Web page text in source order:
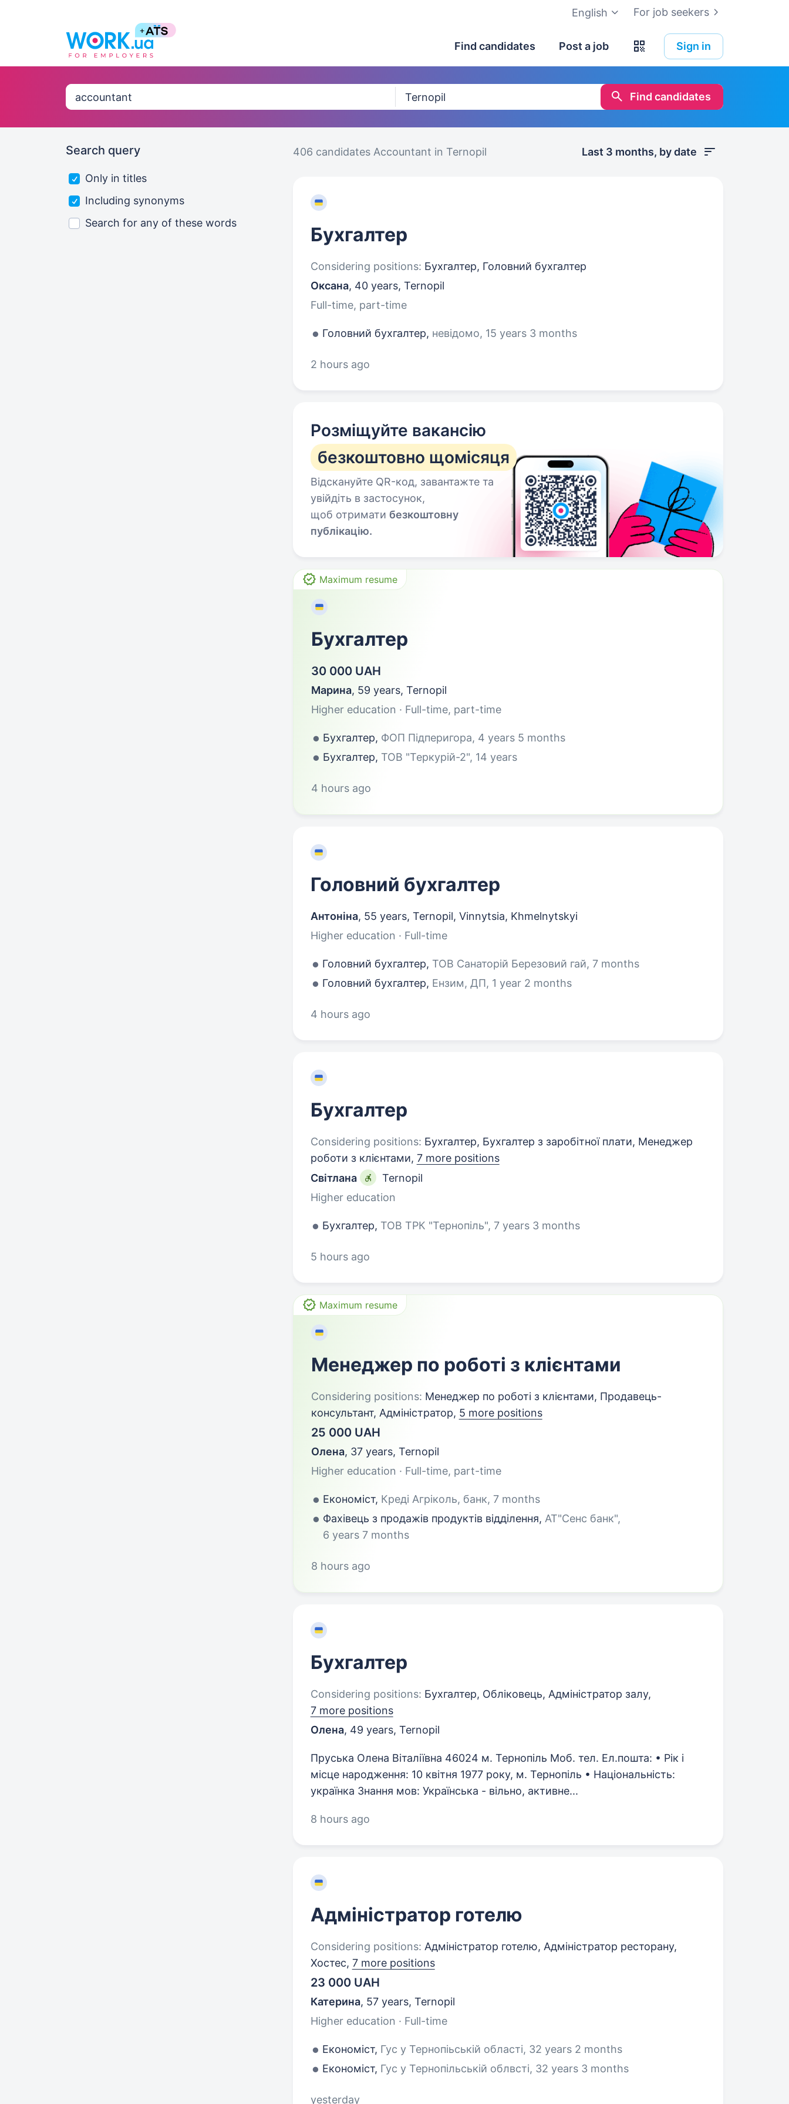
For job seekers
English
Find candidates Post a job Sign in
Find candidates
Search query
Only in titles
Including synonyms
Search for any of these words
406 candidates Accountant in Ternopil Last 3 months, by date
Бухгалтер
Considering positions: Бухгалтер, Головний бухгалтер
Оксана, 40 years, Ternopil
Full-time, part-time
Головний бухгалтер, невідомо, 15 years 3 months
2 hours ago
Розміщуйте вакансію
безкоштовно щомісяця
Відскануйте QR-код, завантажте та
увійдіть в застосунок,
щоб отримати безкоштовну
публікацію.
Maximum resume
Бухгалтер
30 000 UAH
Марина, 59 years, Ternopil
Higher education · Full-time, part-time
Бухгалтер, ФОП Підперигора, 4 years 5 months
Бухгалтер, ТОВ "Теркурій-2", 14 years
4 hours ago
Головний бухгалтер
Антоніна, 55 years, Ternopil, Vinnytsia, Khmelnytskyi
Higher education · Full-time
Головний бухгалтер, ТОВ Санаторій Березовий гай, 7 months
Головний бухгалтер, Ензим, ДП, 1 year 2 months
4 hours ago
Бухгалтер
Considering positions: Бухгалтер, Бухгалтер з заробітної плати, Менеджер
роботи з клієнтами, 7 more positions
Світлана
Ternopil
Higher education
Бухгалтер, ТОВ ТРК "Тернопіль", 7 years 3 months
5 hours ago
Maximum resume
Менеджер по роботі з клієнтами
Considering positions: Менеджер по роботі з клієнтами, Продавець-
консультант, Адміністратор, 5 more positions
25 000 UAH
Олена, 37 years, Ternopil
Higher education · Full-time, part-time
Економіст, Креді Агріколь, банк, 7 months
Фахівець з продажів продуктів відділення, АТ"Сенс банк",
6 years 7 months
8 hours ago
Бухгалтер
Considering positions: Бухгалтер, Обліковець, Адміністратор залу,
7 more positions
Олена, 49 years, Ternopil
Пруська Олена Віталіївна 46024 м. Тернопіль Моб. тел. Ел.пошта: • Рік і
місце народження: 10 квітня 1977 року, м. Тернопіль • Національність:
українка Знання мов: Українська - вільно, активне...
8 hours ago
Адміністратор готелю
Considering positions: Адміністратор готелю, Адміністратор ресторану,
Хостес, 7 more positions
23 000 UAH
Катерина, 57 years, Ternopil
Higher education · Full-time
Економіст, Гус у Тернопіьській області, 32 years 2 months
Економіст, Гус у Тернопільській облвсті, 32 years 3 months
yesterday